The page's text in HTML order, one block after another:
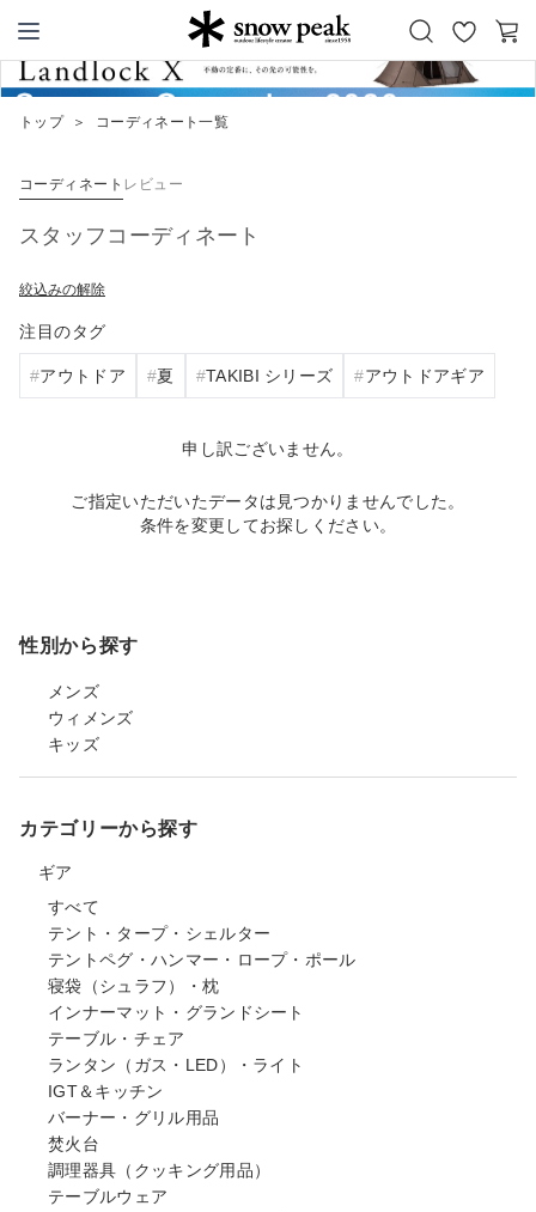
Snow Peak
お
気
カ
ー
トップ ＞ コーディネート一覧
コーディネート レビュー
スタッフコーディネート
絞込みの解除
注目のタグ
アウトドア 夏 TAKIBI シリーズ アウトドアギア
申し訳ございません。
ご指定いただいたデータは見つかりませんでした。
条件を変更してお探しください。
性別から探す
メンズ
ウィメンズ
キッズ
カテゴリーから探す
ギア
すべて
テント・タープ・シェルター
テントペグ・ハンマー・ロープ・ポール
寝袋（シュラフ）・枕
インナーマット・グランドシート
テーブル・チェア
ランタン（ガス・LED）・ライト
IGT＆キッチン
バーナー・グリル用品
焚火台
調理器具（クッキング用品）
テーブルウェア